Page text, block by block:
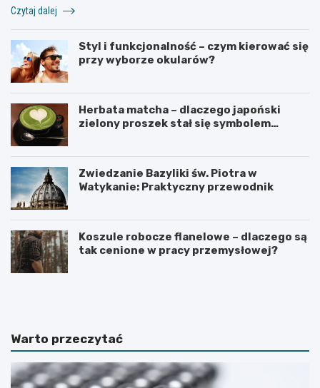
Czytaj dalej
Styl i funkcjonalność – czym kierować się
przy wyborze okularów?
Herbata matcha – dlaczego japoński
zielony proszek stał się symbolem
Zwiedzanie Bazyliki św. Piotra w
Watykanie: Praktyczny przewodnik
Koszule robocze flanelowe – dlaczego są
tak cenione w pracy przemysłowej?
C
i
ć
,
g
C
n
i
e
w
Warto przeczytać